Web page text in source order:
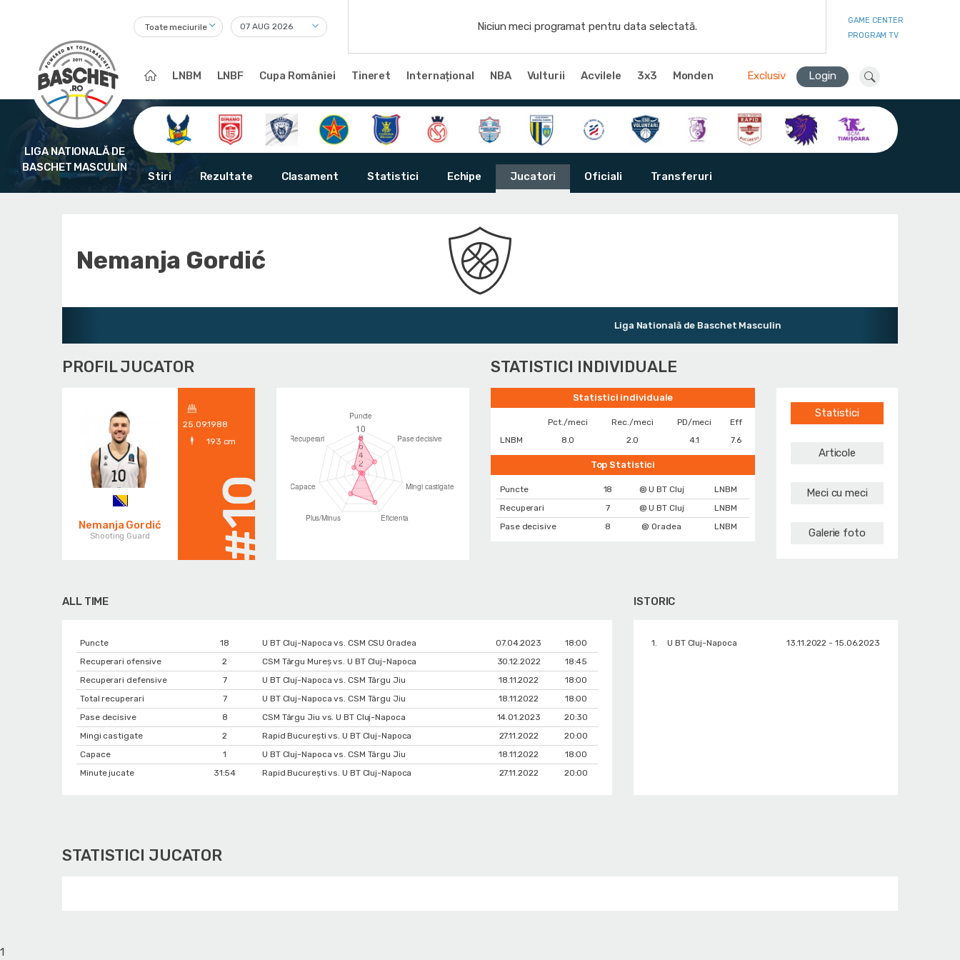
Toate meciurile Niciun meci programat pentru data selectată.
GAME CENTER
PROGRAM TV
LNBM LNBF Cupa României Tineret Internațional NBA Vulturii Acvilele 3x3 Monden Exclusiv Login
LIGA NATIONALĂ DE
BASCHET MASCULIN
Stiri Rezultate Clasament Statistici Echipe Jucatori Oficiali Transferuri
Nemanja Gordić
Liga Natională de Baschet Masculin
PROFIL JUCATOR
Nemanja Gordić
Shooting Guard
25.09.1988
193 cm
#10
STATISTICI INDIVIDUALE
Statistici individuale
Pct./meci Rec./meci PD/meci
Eff
LNBM
8.0 2.0 4.1 7.6
Top Statistici
Puncte 18 @ U BT Cluj
LNBM
Recuperari
7 @ U BT Cluj
LNBM
Pase decisive
8 @ Oradea LNBM
Statistici
Articole
Meci cu meci
Galerie foto
ALL TIME
Puncte 18 U BT Cluj-Napoca vs. CSM CSU Oradea 07.04.2023
18:00
Recuperari ofensive
2 CSM Târgu Mureș vs. U BT Cluj-Napoca 30.12.2022
18:45
Recuperari defensive
7 U BT Cluj-Napoca vs. CSM Târgu Jiu 18.11.2022
18:00
Total recuperari
7 U BT Cluj-Napoca vs. CSM Târgu Jiu 18.11.2022
18:00
Pase decisive
8 CSM Târgu Jiu vs. U BT Cluj-Napoca 14.01.2023
20:30
Mingi castigate
2 Rapid București vs. U BT Cluj-Napoca 27.11.2022
20:00
Capace
1 U BT Cluj-Napoca vs. CSM Târgu Jiu 18.11.2022
18:00
Minute jucate
31:54 Rapid București vs. U BT Cluj-Napoca 27.11.2022 20:00
ISTORIC
1. U BT Cluj-Napoca 13.11.2022 - 15.06.2023
STATISTICI JUCATOR
1